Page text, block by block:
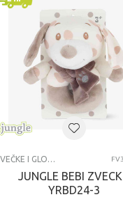
ZVEČKE I GLODALICE
JUNGLE BEBI
YRBD24-3